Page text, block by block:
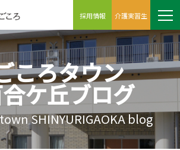
採用情報 介護実習生
ころタウン
ケ丘ブログ
SHINYURIGAOKA blog